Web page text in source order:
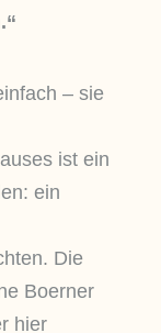
– sie
ist ein
ein
Die
Boerner
hier